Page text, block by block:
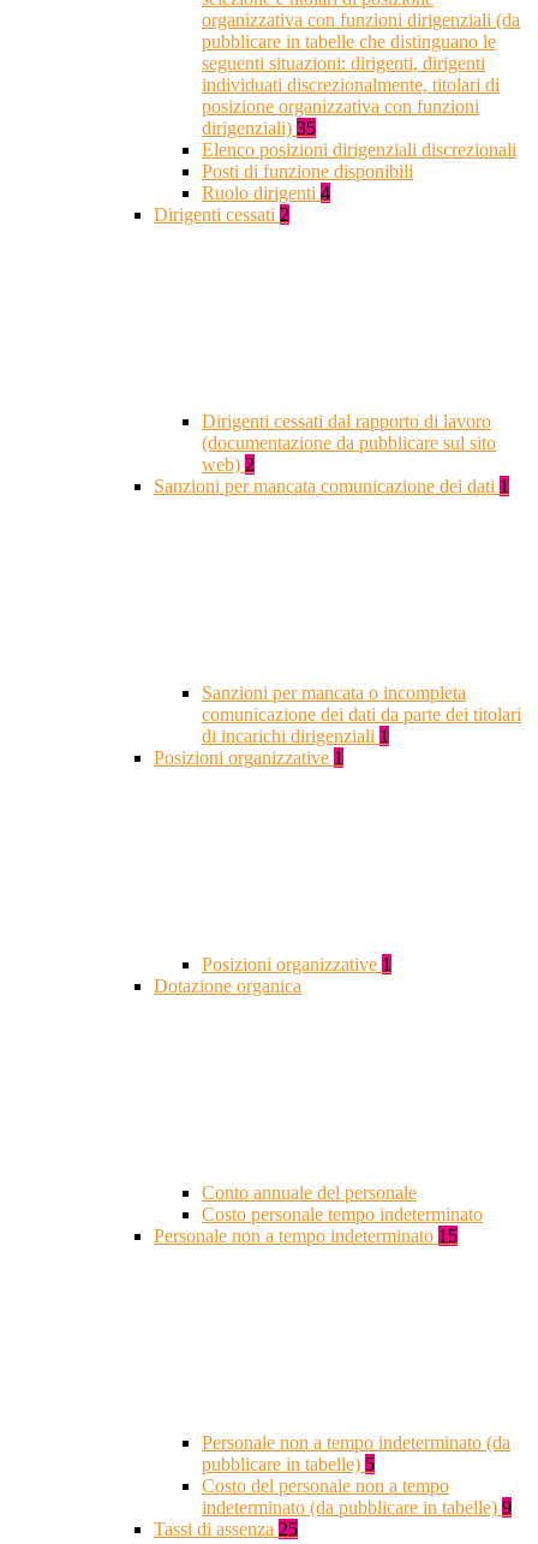
organizzativa con funzioni dirigenziali (da
pubblicare in tabelle che distinguano le
seguenti situazioni: dirigenti, dirigenti
individuati discrezionalmente, titolari di
posizione organizzativa con funzioni
dirigenziali) 35
Elenco posizioni dirigenziali discrezionali
Posti di funzione disponibili
Ruolo dirigenti 4
Dirigenti cessati 2
Dirigenti cessati dal rapporto di lavoro
(documentazione da pubblicare sul sito
web) 2
Sanzioni per mancata comunicazione dei dati 1
Sanzioni per mancata o incompleta
comunicazione dei dati da parte dei titolari
di incarichi dirigenziali 1
Posizioni organizzative 1
Posizioni organizzative 1
Dotazione organica
Conto annuale del personale
Costo personale tempo indeterminato
Personale non a tempo indeterminato 15
Personale non a tempo indeterminato (da
pubblicare in tabelle) 5
Costo del personale non a tempo
indeterminato (da pubblicare in tabelle) 9
Tassi di assenza 25